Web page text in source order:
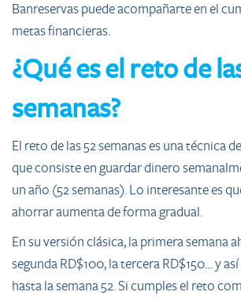
Banreservas puede acompañarte en el
metas financieras.
¿Qué es el reto de
semanas?
El reto de las 52 semanas es una técnica
que consiste en guardar dinero
un año (52 semanas). Lo interesante es
ahorrar aumenta de forma gradual.
En su versión clásica, la primera semana
segunda RD$100, la tercera RD$150… y
hasta la semana 52. Si cumples el reto